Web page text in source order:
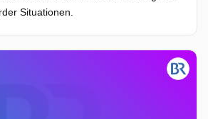
Situationen.